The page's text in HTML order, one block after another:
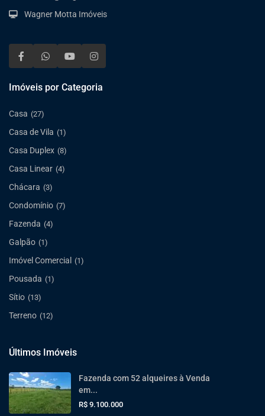
Wagner Motta Imóveis
Imóveis por Categoria
Casa (27)
Casa de Vila (1)
Casa Duplex (8)
Casa Linear (4)
Chácara (3)
Condomínio (7)
Fazenda (4)
Galpão (1)
Imóvel Comercial (1)
Pousada (1)
Sítio (13)
Terreno (12)
Últimos Imóveis
Fazenda com 52 alqueires à Venda
em...
R$ 9.100.000